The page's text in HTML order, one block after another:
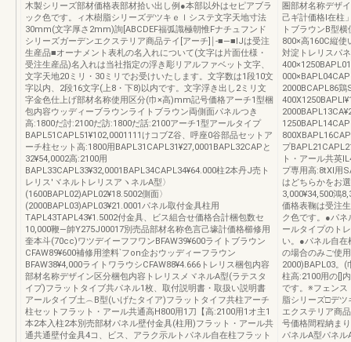
木製シリーズ部材価格表部材拾い出し例●本部以外はセピアブラ
ック色です。ィ木樹脂シリーズデツキｅｌシステ文字天地寸法
30mm(文字厚さ2mm)詢[ABCDEF福弧識極朝惟Fナチュフンド
シリーズガーデンエクステリア商品テイ[アーチ]￨‐■―■IJは受注
生産品■オーナメント表札の名入れについて(文字は片面仕様・
受注生産品)名入れは当社指定の浮き彫リアルファベット文字、
文字天地20ミリ・30ミリでお受けいたします。文字数は1段10文
字以内、2段16文字(上8・下8)以内です。文字浮き出し2ミリ文
字金色仕上げ部材名称使用区分(巾×高)mm記号価格アーチ1型梱
包内容ウッディーブラウンライトブラウン両側面パネルつき
高:1800だ討:2100だ訪:1800だ話:2100アーチ1型アールタイプ
BAPL51CAPL51¥102,0001111けコブZ谷、呼座0谷部品セットア
ーチ柱セット高:1800用BAPL31CAPL31¥27,0001BAPL32CAPと
32¥54,0002高:2100用
BAPL33CAPL33¥32,0001BAPL34CAPL34¥64.000柱2本丹J売ト
レリス′ヾネルトレリスアヽネルA型〉
(1600BAPL02)APL02¥18.5002側面〉
(2000BAPL03)APL03¥21.0001パネル取付金具柱用
TAPL43TAPL43¥1.5002付金具、ビス組合せ価格合計梱包数セ
10,000鞭―帥Y275J00017別売品部材名称色言己壕計価格櫛修用
奎本斗(70cc)ワツデイーフフワンBFAW39¥600ライトブラウン
CFAW89¥600補修用塗料`フon企おウッディーフラウン
BFAW38¥4,000ライトワラウシCFAW88¥4.666トレリス梱包内容
部材名称デザイン区分梱包内容トレリスメヾネルA型(ラテスタ
イプ)フラットタイブ共パネル1枚、取付説明書・取扱い説明書
アールタイブ土︵B型(いげたタイア)フラットタイフ共柱アーチ
柱セットフラット・アール共通高H800用1刀【高:2100用1オ主1
本2本入柱2本別売部材パネル壁付金具(柱用)フラット・アール共
通共通壁付金具4コ、ビス、アラク示ルトパネル自在柱フラット
圏部材名称デザ
己ギ計価格l在柱
トブラウンB型
800×高160C縦使
対淀トレリスパ
2000BCAPL86
プ
ト・アール共英
プ専用高:8tXl用
はどちらかをお
3,000¥34,500鴻
価格表鞠は受注
ク色です。●パ
ールタイプのト
い。●パネル自在
の場合のみご使
2000)BAPL03。(
柱高:2100用の[]
です。※フェンス
脂シリーズ□デツ
エクステリア商
号価格間程納ま
パネルA型パネ